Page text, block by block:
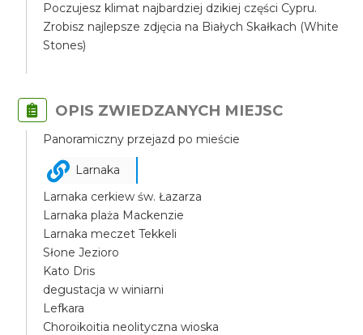
Poczujesz klimat najbardziej dzikiej części Cypru.
Zrobisz najlepsze zdjęcia na Białych Skałkach (White
Stones)
OPIS ZWIEDZANYCH MIEJSC
Panoramiczny przejazd po mieście
Larnaka
Larnaka cerkiew św. Łazarza
Larnaka plaża Mackenzie
Larnaka meczet Tekkeli
Słone Jezioro
Kato Dris
degustacja w winiarni
Lefkara
Choroikoitia neolityczna wioska